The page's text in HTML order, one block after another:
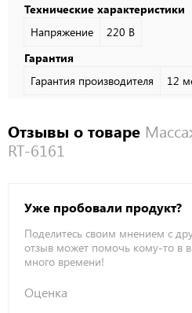
рост
пользователя
1 см
Положение
нулевой
гравитации
Компактное
массажное
Технические характеристики
Напряжение
220 В
Гарантия
Гарантия производителя
12
Отзывы о товаре
RT-6161
Уже пробовали продукт?
Поделитесь своим мнением с
отзыв может помочь кому-то в
много времени!
Оценка